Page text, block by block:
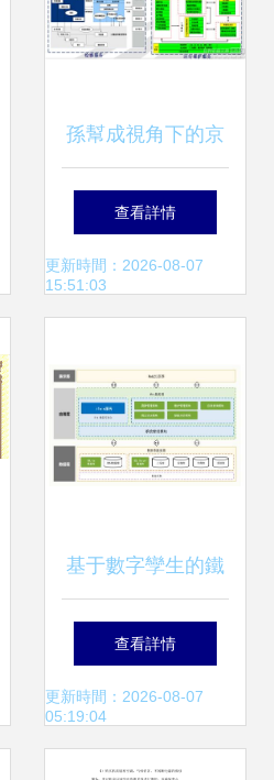
孫幫成視角下的京
津冀一體化軌道交
通模式與信息系統
查看詳情
更新時間：2026-08-07
15:51:03
基于數字孿生的鐵
路通信實景維護系
統研究 以提升信息
系統運行維護服務
查看詳情
更新時間：2026-08-07
05:19:04